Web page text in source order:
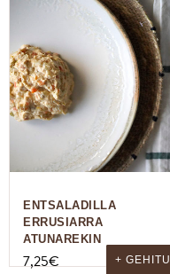
ENTSALADILLA
ERRUSIARRA
ATUNAREKIN
7,25€ + GEHITU